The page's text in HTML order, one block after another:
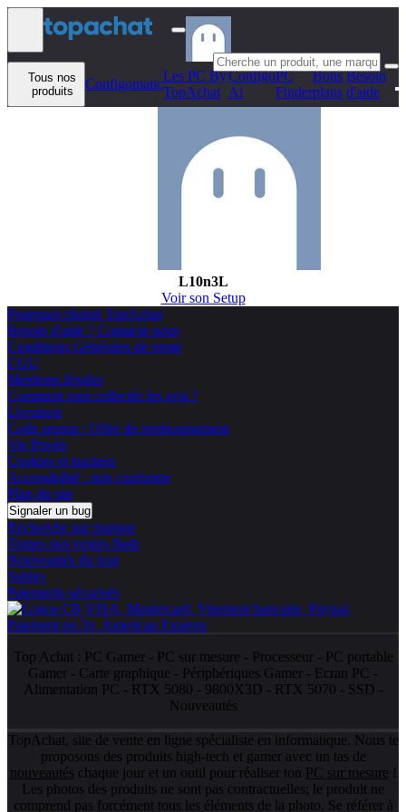
Aller au contenu
Tous nos
produits
Configomatic
Les PC By
TopAchat
Configo
Ai
PC
Finder
Bons
plans
Besoin
d'aide
L10n3L
Voir son Setup
Pourquoi choisir TopAchat
Besoin d'aide ? Contacte nous
Conditions Générales de vente
CGU
Mentions légales
Comment sont collectés les avis ?
Livraison
Code promo / Offre de remboursement
Vie Privée
Cookies et trackers
Accessibilité : non conforme
Plan du site
Signaler un bug
Recherche par marque
Toutes nos ventes flash
Nouveautés du jour
Soldes
Paiements sécurisés
Top Achat : PC Gamer- PC sur mesure - Processeur- PC portable
Gamer - Carte graphique - Périphériques Gamer - Ecran PC -
Alimentation PC - RTX 5080 - 9800X3D - RTX 5070 - SSD -
Nouveautés
TopAchat, site de vente en ligne spécialiste en informatique. Nous te
proposons des produits high-tech et gamer avec un tas de
nouveautés chaque jour et un outil pour réaliser ton PC sur mesure !
Les photos des produits ne sont pas contractuelles; le produit ne
comprend pas forcément tous les éléments de la photo. Se référer à